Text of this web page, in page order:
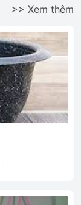
>> Xem thêm